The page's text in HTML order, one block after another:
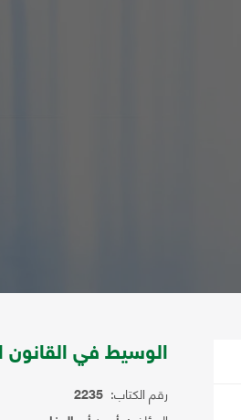
الوسيط في القانون
رقم الكتاب: 2235